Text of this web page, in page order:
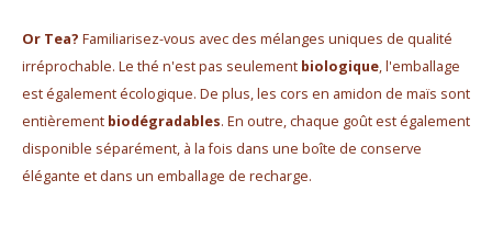
Abonnements café
Porte-filtres à café
Moulins à Café
Bouteilles thermos
Beaux Cadeaux
Everything Pink
Français
Or Tea? Familiarisez-vous avec des mélanges uniques de qualité
irréprochable. Le thé n'est pas seulement biologique, l'emballage
est également écologique. De plus, les cors en amidon de maïs sont
entièrement biodégradables. En outre, chaque goût est également
disponible séparément, à la fois dans une boîte de conserve
élégante et dans un emballage de recharge.